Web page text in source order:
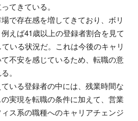
てきている。
で存在感を増してきており、ボリ
えば41歳以上の登録者割合を見て
いる状況だ。これは今後のキャリ
不安を感じているため、転職の意
。
いる登録者の中には、残業時間な
実現を転職の条件に加えて、営業
ス系の職種へのキャリアチェンジ